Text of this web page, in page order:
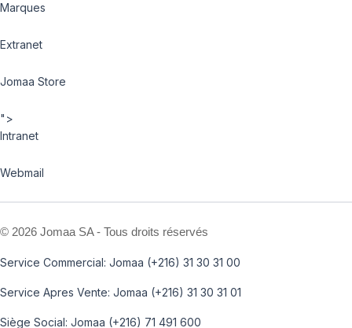
Marques
Extranet
Jomaa Store
">
Intranet
Webmail
© 2026 Jomaa SA - Tous droits réservés
Service Commercial: Jomaa (+216) 31 30 31 00
Service Apres Vente: Jomaa (+216) 31 30 31 01
Siège Social: Jomaa (+216) 71 491 600